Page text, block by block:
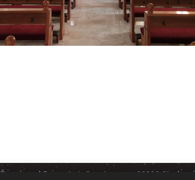
Župni ured Presvetog Srca Isusova, 88323 Studenci